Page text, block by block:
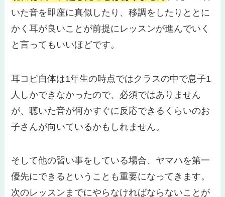
いた音を即座に真似したり、移調をしたりととに
かく耳が良いことが前提にレッスンが進んでいく
と言ってもいいほどです。
耳コピ自体は1年生の時点ではクラスの中で息子1
人しかできなかったので、必須ではありません
が、聴いた音が何かすぐに反応できるくらいのお
子さんが向いているかもしれません。
そして他の習い事をしている場合、ヤマハを第一
優先にできるということも重要になってきます。
次のレッスンまでにやらなければならないことが